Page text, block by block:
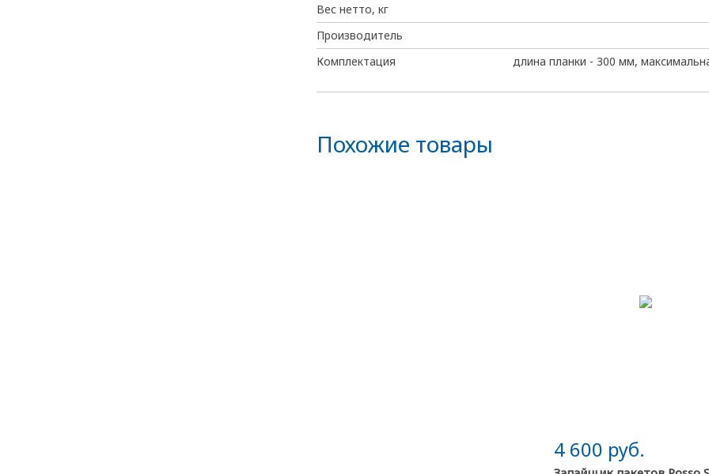
Вес нетто, кг
Производитель
Комплектация
длина планки - 300 мм,
Похожие товары
4 600 руб.